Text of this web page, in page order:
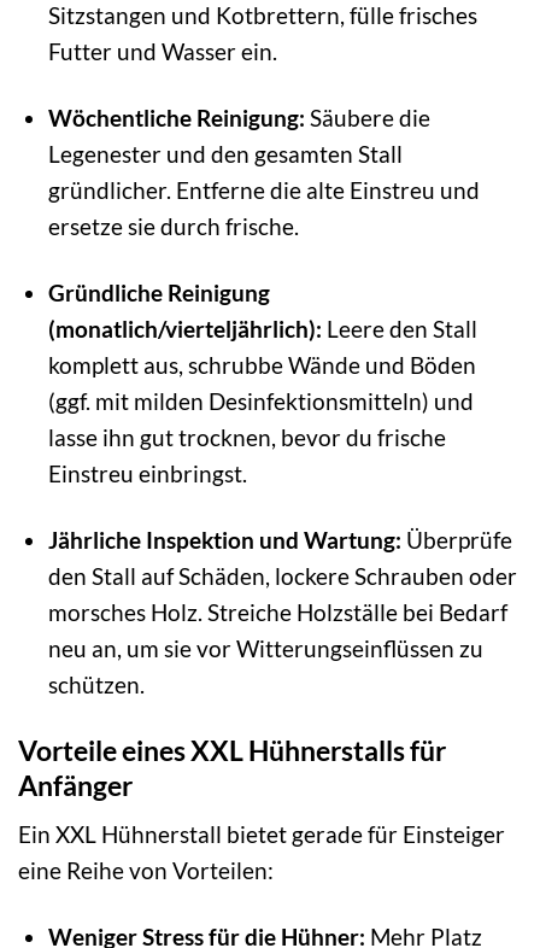
Sitzstangen und Kotbrettern, fülle frisches
Futter und Wasser ein.
Wöchentliche Reinigung: Säubere die
Legenester und den gesamten Stall
gründlicher. Entferne die alte Einstreu und
ersetze sie durch frische.
Gründliche Reinigung
(monatlich/vierteljährlich): Leere den Stall
komplett aus, schrubbe Wände und Böden
(ggf. mit milden Desinfektionsmitteln) und
lasse ihn gut trocknen, bevor du frische
Einstreu einbringst.
Jährliche Inspektion und Wartung: Überprüfe
den Stall auf Schäden, lockere Schrauben oder
morsches Holz. Streiche Holzställe bei Bedarf
neu an, um sie vor Witterungseinflüssen zu
schützen.
Vorteile eines XXL Hühnerstalls für
Anfänger
Ein XXL Hühnerstall bietet gerade für Einsteiger
eine Reihe von Vorteilen:
Weniger Stress für die Hühner: Mehr Platz